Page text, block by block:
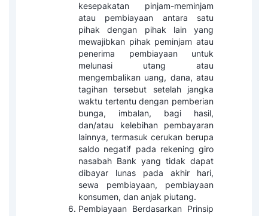
kesepakatan pinjam-meminjam
atau pembiayaan antara satu
pihak dengan pihak lain yang
mewajibkan pihak peminjam atau
penerima pembiayaan untuk
melunasi utang atau
mengembalikan uang, dana, atau
tagihan tersebut setelah jangka
waktu tertentu dengan pemberian
bunga, imbalan, bagi hasil,
dan/atau kelebihan pembayaran
lainnya, termasuk cerukan berupa
saldo negatif pada rekening giro
nasabah Bank yang tidak dapat
dibayar lunas pada akhir hari,
sewa pembiayaan, pembiayaan
konsumen, dan anjak piutang.
Pembiayaan Berdasarkan Prinsip